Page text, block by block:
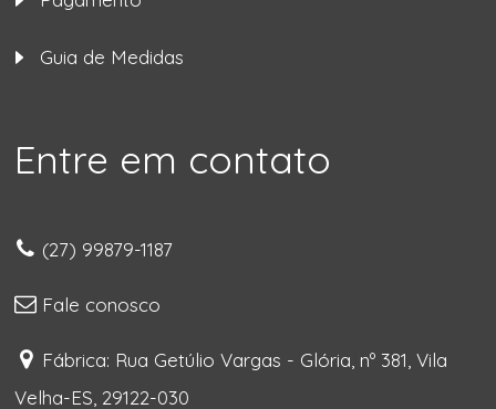
Guia de Medidas
Entre em contato
(27) 99879-1187
Fale conosco
Fábrica: Rua Getúlio Vargas - Glória, nº 381, Vila
Velha-ES, 29122-030